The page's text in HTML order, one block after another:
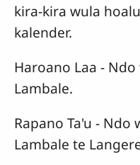
kira-kira wula
kalender.
Haroano Laa -
Lambale.
Rapano Ta'u - Ndo
Lambale te